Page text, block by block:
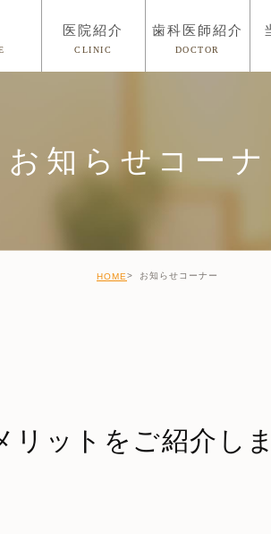
医院紹介
CLINIC
歯科医師紹介
DOCTOR
お知らせコーナ
HOME お知らせコーナー
リットをご紹介しま